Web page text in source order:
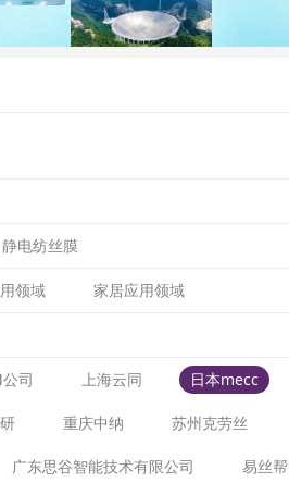
静电纺丝膜
领域 家居应用领域
司 上海云同 日本mecc
重庆中纳 苏州克劳丝
广东思谷智能技术有限公司 易丝帮